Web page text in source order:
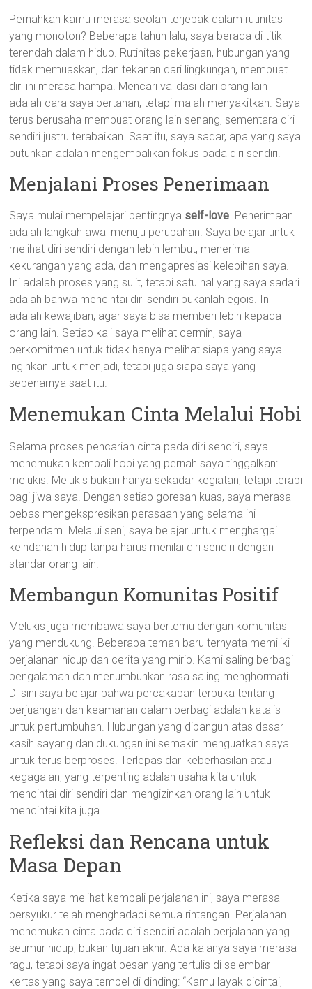
Pernahkah kamu merasa seolah terjebak dalam rutinitas
yang monoton? Beberapa tahun lalu, saya berada di titik
terendah dalam hidup. Rutinitas pekerjaan, hubungan yang
tidak memuaskan, dan tekanan dari lingkungan, membuat
diri ini merasa hampa. Mencari validasi dari orang lain
adalah cara saya bertahan, tetapi malah menyakitkan. Saya
terus berusaha membuat orang lain senang, sementara diri
sendiri justru terabaikan. Saat itu, saya sadar, apa yang saya
butuhkan adalah mengembalikan fokus pada diri sendiri.
Menjalani Proses Penerimaan
Saya mulai mempelajari pentingnya self-love. Penerimaan
adalah langkah awal menuju perubahan. Saya belajar untuk
melihat diri sendiri dengan lebih lembut, menerima
kekurangan yang ada, dan mengapresiasi kelebihan saya.
Ini adalah proses yang sulit, tetapi satu hal yang saya sadari
adalah bahwa mencintai diri sendiri bukanlah egois. Ini
adalah kewajiban, agar saya bisa memberi lebih kepada
orang lain. Setiap kali saya melihat cermin, saya
berkomitmen untuk tidak hanya melihat siapa yang saya
inginkan untuk menjadi, tetapi juga siapa saya yang
sebenarnya saat itu.
Menemukan Cinta Melalui Hobi
Selama proses pencarian cinta pada diri sendiri, saya
menemukan kembali hobi yang pernah saya tinggalkan:
melukis. Melukis bukan hanya sekadar kegiatan, tetapi terapi
bagi jiwa saya. Dengan setiap goresan kuas, saya merasa
bebas mengekspresikan perasaan yang selama ini
terpendam. Melalui seni, saya belajar untuk menghargai
keindahan hidup tanpa harus menilai diri sendiri dengan
standar orang lain.
Membangun Komunitas Positif
Melukis juga membawa saya bertemu dengan komunitas
yang mendukung. Beberapa teman baru ternyata memiliki
perjalanan hidup dan cerita yang mirip. Kami saling berbagi
pengalaman dan menumbuhkan rasa saling menghormati.
Di sini saya belajar bahwa percakapan terbuka tentang
perjuangan dan keamanan dalam berbagi adalah katalis
untuk pertumbuhan. Hubungan yang dibangun atas dasar
kasih sayang dan dukungan ini semakin menguatkan saya
untuk terus berproses. Terlepas dari keberhasilan atau
kegagalan, yang terpenting adalah usaha kita untuk
mencintai diri sendiri dan mengizinkan orang lain untuk
mencintai kita juga.
Refleksi dan Rencana untuk
Masa Depan
Ketika saya melihat kembali perjalanan ini, saya merasa
bersyukur telah menghadapi semua rintangan. Perjalanan
menemukan cinta pada diri sendiri adalah perjalanan yang
seumur hidup, bukan tujuan akhir. Ada kalanya saya merasa
ragu, tetapi saya ingat pesan yang tertulis di selembar
kertas yang saya tempel di dinding: “Kamu layak dicintai,